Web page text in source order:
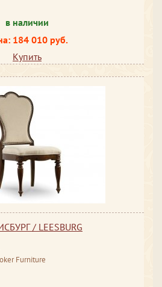
в наличии
184 010 руб.
Купить
/ LEESBURG
Furniture